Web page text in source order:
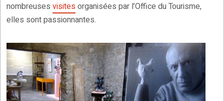
nombreuses visitesorganisées par l’Office du Tourisme,
elles sont passionnantes.